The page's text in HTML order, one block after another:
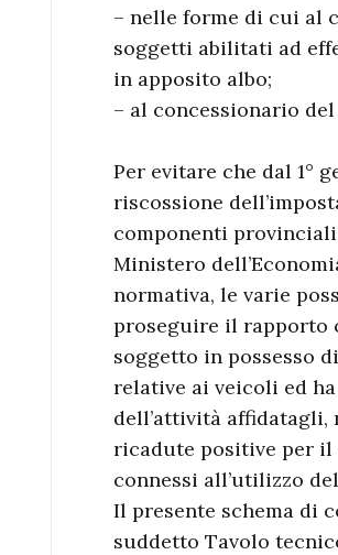
– nelle forme di cui al
soggetti abilitati ad
in apposito albo;
– al concessionario
Per evitare che dal 1°
riscossione
componenti
Ministero
normativa, le varie
proseguire il rapporto
soggetto in possesso
relative ai veicoli ed
dell’attività affidatagli,
ricadute positive per il
connessi all’utilizzo
Il presente schema di
suddetto Tavolo